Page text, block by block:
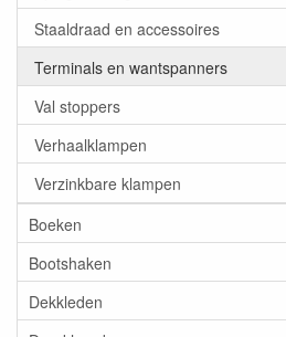
Staaldraad en accessoires
Terminals en wantspanners
Val stoppers
Verhaalklampen
Verzinkbare klampen
Boeken
Bootshaken
Dekkleden